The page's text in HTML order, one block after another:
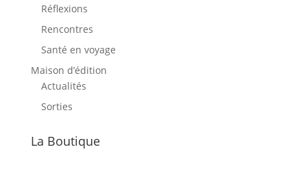
Réflexions
Rencontres
Santé en voyage
Maison d’édition
Actualités
Sorties
La Boutique